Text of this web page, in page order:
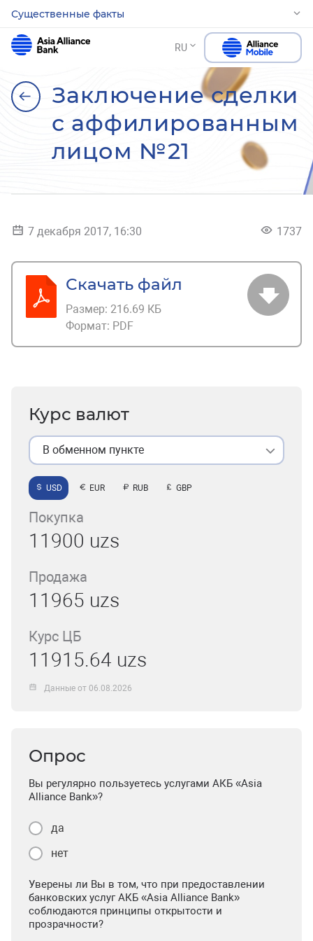
Существенные факты
RU
Заключение сделки
с аффилированным
лицом №21
7 декабря 2017, 16:30 1737
Скачать файл
Размер: 216.69 КБ
Формат: PDF
Курс валют
В обменном пункте
USD EUR RUB GBP
Покупка
11900 uzs
Продажа
11965 uzs
Курс ЦБ
11915.64 uzs
Данные от 06.08.2026
Опрос
Вы регулярно пользуетесь услугами АКБ «Asia
Alliance Bank»?
да
нет
Уверены ли Вы в том, что при предоставлении
банковских услуг АКБ «Asia Alliance Bank»
соблюдаются принципы открытости и
прозрачности?